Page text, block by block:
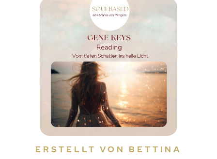
ERSTELLT VON BETTINA